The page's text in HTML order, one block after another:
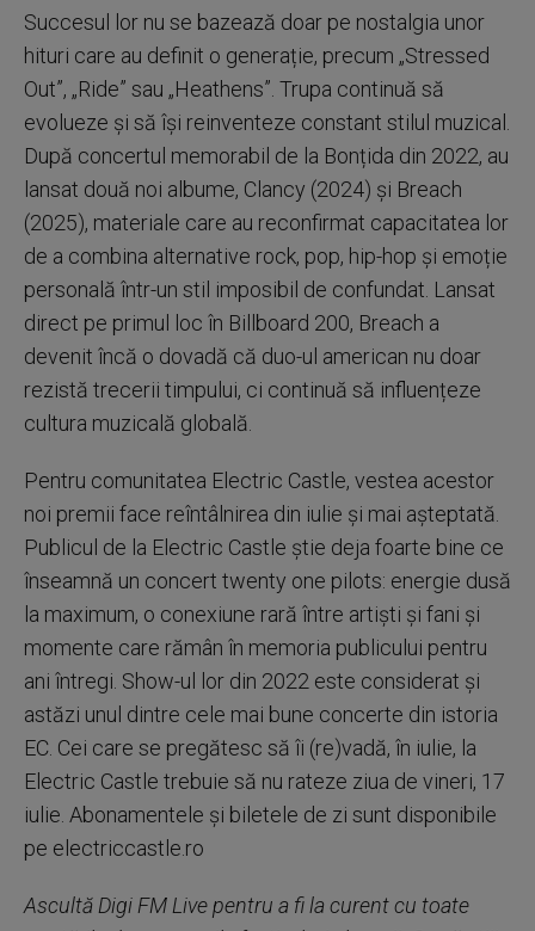
Succesul lor nu se bazează doar pe nostalgia unor
hituri care au definit o generație, precum „Stressed
Out”, „Ride” sau „Heathens”. Trupa continuă să
evolueze și să își reinventeze constant stilul muzical.
După concertul memorabil de la Bonțida din 2022, au
lansat două noi albume, Clancy (2024) și Breach
(2025), materiale care au reconfirmat capacitatea lor
de a combina alternative rock, pop, hip-hop și emoție
personală într-un stil imposibil de confundat. Lansat
direct pe primul loc în Billboard 200, Breach a
devenit încă o dovadă că duo-ul american nu doar
rezistă trecerii timpului, ci continuă să influențeze
cultura muzicală globală.
Pentru comunitatea Electric Castle, vestea acestor
noi premii face reîntâlnirea din iulie și mai așteptată.
Publicul de la Electric Castle știe deja foarte bine ce
înseamnă un concert twenty one pilots: energie dusă
la maximum, o conexiune rară între artiști și fani și
momente care rămân în memoria publicului pentru
ani întregi. Show-ul lor din 2022 este considerat și
astăzi unul dintre cele mai bune concerte din istoria
EC. Cei care se pregătesc să îi (re)vadă, în iulie, la
Electric Castle trebuie să nu rateze ziua de vineri, 17
iulie. Abonamentele și biletele de zi sunt disponibile
pe electriccastle.ro
Ascultă Digi FM Live pentru a fi la curent cu toate